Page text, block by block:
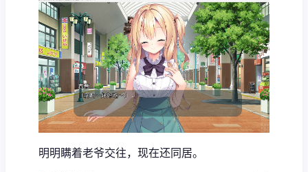
明明瞒着老爷交往，现在还同居。